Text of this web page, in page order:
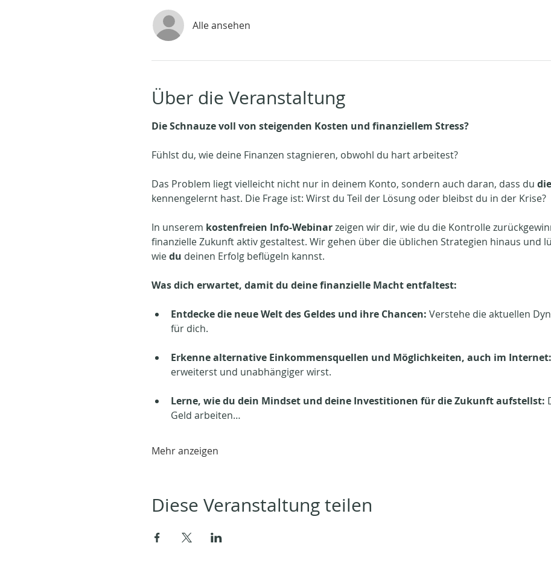
Alle ansehen
Über die Veranstaltung
Die Schnauze voll von steigenden Kosten und finanziellem Stress?
Fühlst du, wie deine Finanzen stagnieren, obwohl du hart arbeitest?
Das Problem liegt vielleicht nicht nur in deinem Konto, sondern auch daran, dass du
kennengelernt hast. Die Frage ist: Wirst du Teil der Lösung oder bleibst du in der Krise?
In unserem kostenfreien Info-Webinar zeigen wir dir, wie du die Kontrolle
finanzielle Zukunft aktiv gestaltest. Wir gehen über die üblichen Strategien hinaus und
wie du deinen Erfolg beflügeln kannst.
Was dich erwartet, damit du deine finanzielle Macht entfaltest:
Entdecke die neue Welt des Geldes und ihre Chancen: Verstehe die aktuellen
für dich.
Erkenne alternative Einkommensquellen und Möglichkeiten, auch im Internet:
erweiterst und unabhängiger wirst.
Lerne, wie du dein Mindset und deine Investitionen für die Zukunft aufstellst:
Geld arbeiten…
Mehr anzeigen
Diese Veranstaltung teilen